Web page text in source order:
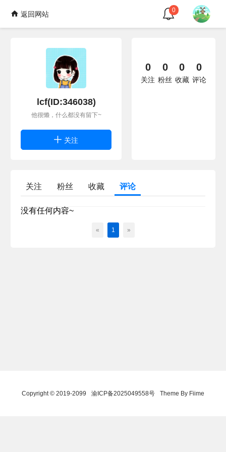
返回网站 0
lcf(ID:346038)
他很懒，什么都没有留下~
关注
0
关注
0
粉丝
0
收藏
0
评论
关注 粉丝 收藏 评论
没有任何内容~
« 1 »
Copyright © 2019-2099 渝ICP备2025049558号 Theme By Fiime